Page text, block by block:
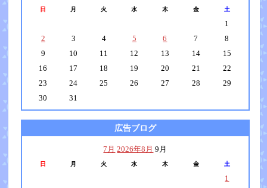
日 月 火 水 木 金 土
1
2
3 4 5 6 7
8
9
10 11 12 13 14
15
16
17 18 19 20 21
22
23
24 25 26 27 28
29
30
31
広告ブログ
7月 2026年8月 9月
日 月 火 水 木 金 土
1